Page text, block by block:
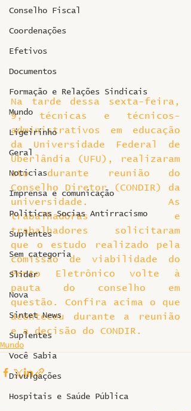
Conselho Fiscal
Coordenações
Efetivos
Documentos
Formação e Relações Sindicais
Mundo
Ligeirinho
Geral
Notícias
Imprensa e comunicação
Politicas Socias Antirracismo
Suplentes
Sem categoria
Slider
Nova
Sintet News
Suplentes
Você Sabia
Divulgações
Hospitais e Saúde Pública
Na tarde dessa sexta-feira,
9, técnicas e técnicos-
administrativos em educação
da Universidade Federal de
Uberlândia (UFU), realizaram
ato durante reunião do
Conselho Diretor (CONDIR) da
universidade. As
trabalhadoras e
trabalhadores solicitaram
que o estudo realizado pela
comissão de viabilidade do
Ponto Eletrônico volte à
pauta do conselho em
questão. Confira acima o que
aconteceu durante a reunião
e a decisão do CONDIR.
Mundo